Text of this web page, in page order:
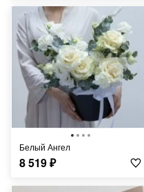
Белый Ангел
8 519₽